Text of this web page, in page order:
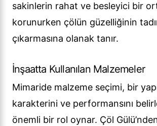
sakinlerin rahat ve besleyici bir
korunurken çölün güzelliğinin
çıkarmasına olanak tanır.
İnşaatta Kullanılan Malzemeler
Mimaride malzeme seçimi, bir
karakterini ve performansını
önemli bir rol oynar. Çöl